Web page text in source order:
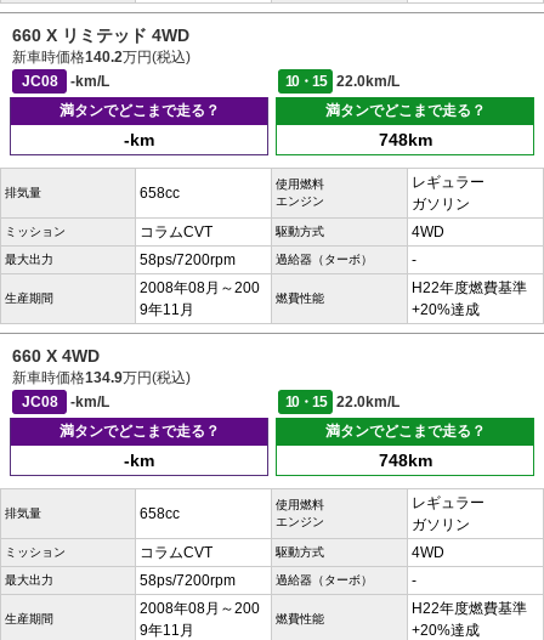
660 X リミテッド 4WD
新車時価格140.2万円(税込)
JC08
-km/L 10・15
22.0km/L
満タンでどこまで走る？
-km
満タンでどこまで走る？
748km
排気量 658cc
使用燃料
エンジン
レギュラー
ガソリン
ミッション コラムCVT 駆動方式 4WD
最大出力 58ps/7200rpm 過給器（ターボ） -
生産期間
2008年08月～200
9年11月
燃費性能
H22年度燃費基準
+20%達成
660 X 4WD
新車時価格134.9万円(税込)
JC08
-km/L 10・15
22.0km/L
満タンでどこまで走る？
-km
満タンでどこまで走る？
748km
排気量 658cc
使用燃料
エンジン
レギュラー
ガソリン
ミッション コラムCVT 駆動方式 4WD
最大出力 58ps/7200rpm 過給器（ターボ） -
生産期間
2008年08月～200
9年11月
燃費性能
H22年度燃費基準
+20%達成